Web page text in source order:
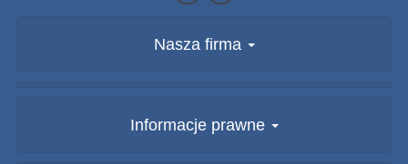
Nasza firma
Informacje prawne